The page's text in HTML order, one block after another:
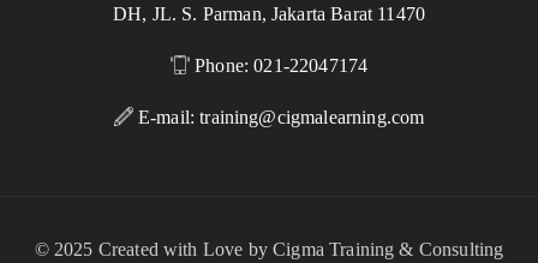
DH, JL. S. Parman, Jakarta Barat 11470
Phone: 021-22047174
E-mail:training@cigmalearning.com
© 2025 Created with Love by Cigma Training & Consulting